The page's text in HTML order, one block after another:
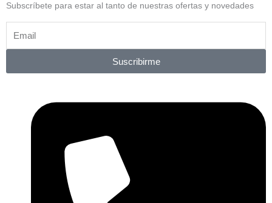
Subscríbete para estar al tanto de nuestras ofertas y novedades
Suscribirme